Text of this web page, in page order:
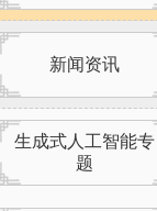
新闻资讯
生成式人工智能专
题